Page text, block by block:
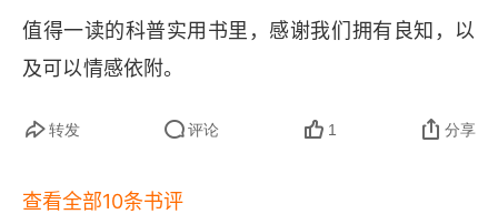
第9章 良知的起源
海因茨困境
性别与文化
值得一读的科普实用书里，感谢我们拥有良知，以
及可以情感依附。
转发 评论 1 分享
查看全部10条书评